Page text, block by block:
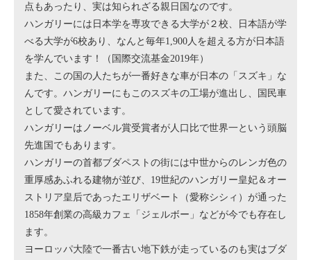
参加費用
お申込み
点もあったり、実は知られざる親日国なのです。
ハンガリーには日本学を専攻できる大学が２校、日本語が学
べる大学が6校あり、なんと毎年1,900人を超える方が日本語
を学んでいます！（国際交流基金2019年）
また、この国の人たちが一番好きな車が日本の「スズキ」な
んです。ハンガリーにもこのスズキの工場が進出し、国民車
として愛されています。
ハンガリーはノーベル賞受賞者が人口比で世界一という頭脳
先進国でもあります。
ハンガリーの首都ブダペストの街には中世からのレンガ色の
重厚感あふれる建物が並び、19世紀のハンガリー皇妃＆オー
ストリア皇后であったエリザベート（愛称シシィ）が通った
1858年創業の高級カフェ「ジェルボー」などが今でも存在し
ます。
ヨーロッパ大陸で一番古い地下鉄が走っているのも実はブダ